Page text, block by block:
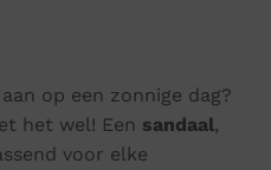
op een zonnige dag?
het wel! Een sandaal,
voor elke